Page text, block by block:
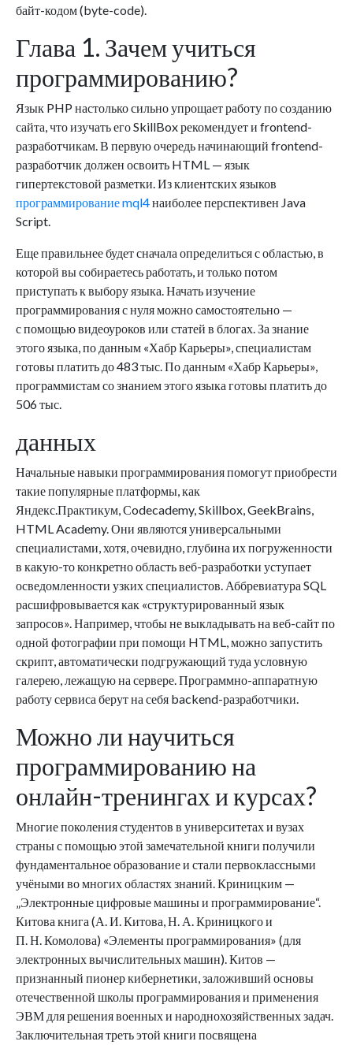
байт-кодом (byte-code).
Глава 1. Зачем учиться
программированию?
Язык PHP настолько сильно упрощает работу по созданию
сайта, что изучать его SkillBox рекомендует и frontend-
разработчикам. В первую очередь начинающий frontend-
разработчик должен освоить HTML — язык
гипертекстовой разметки. Из клиентских языков
программирование mql4наиболее перспективен Java
Script.
Еще правильнее будет сначала определиться с областью, в
которой вы собираетесь работать, и только потом
приступать к выбору языка. Начать изучение
программирования с нуля можно самостоятельно —
с помощью видеоуроков или статей в блогах. За знание
этого языка, по данным «Хабр Карьеры», специалистам
готовы платить до 483 тыс. По данным «Хабр Карьеры»,
программистам со знанием этого языка готовы платить до
506 тыс.
данных
Начальные навыки программирования помогут приобрести
такие популярные платформы, как
Яндекс.Практикум, Сodecademy, Skillbox, GeekBrains,
HTML Academy. Они являются универсальными
специалистами, хотя, очевидно, глубина их погруженности
в какую-то конкретно область веб-разработки уступает
осведомленности узких специалистов. Аббревиатура SQL
расшифровывается как «структурированный язык
запросов». Например, чтобы не выкладывать на веб-сайт по
одной фотографии при помощи HTML, можно запустить
скрипт, автоматически подгружающий туда условную
галерею, лежащую на сервере. Программно-аппаратную
работу сервиса берут на себя backend-разработчики.
Можно ли научиться
программированию на
онлайн-тренингах и курсах?
Многие поколения студентов в университетах и вузах
страны с помощью этой замечательной книги получили
фундаментальное образование и стали первоклассными
учёными во многих областях знаний. Криницким —
„Электронные цифровые машины и программирование“.
Китова книга (А. И. Китова, Н. А. Криницкого и
П. Н. Комолова) «Элементы программирования» (для
электронных вычислительных машин). Китов —
признанный пионер кибернетики, заложивший основы
отечественной школы программирования и применения
ЭВМ для решения военных и народнохозяйственных задач.
Заключительная треть этой книги посвящена